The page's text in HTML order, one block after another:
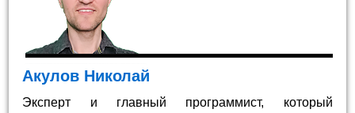
Акулов Николай
Эксперт и главный программист, который